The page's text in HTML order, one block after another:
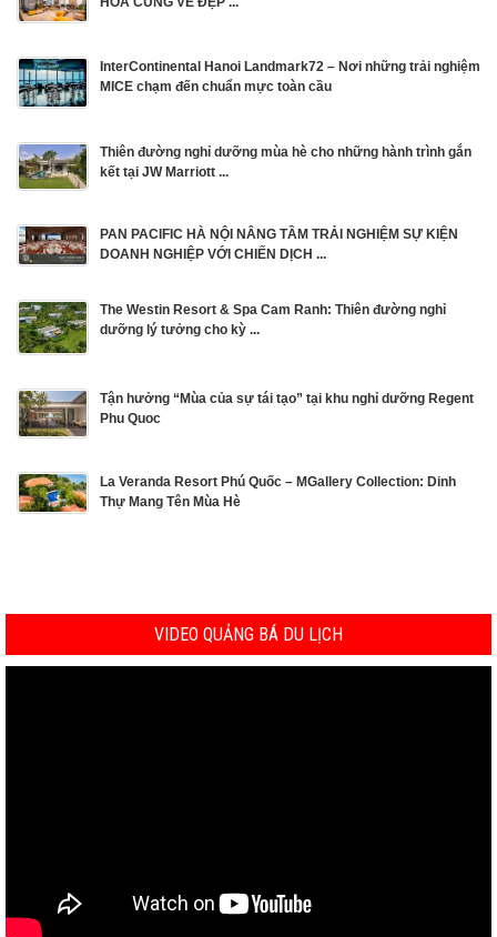
InterContinental Hanoi Landmark72 – Nơi những trải nghiệm
MICE chạm đến chuẩn mực toàn cầu
Thiên đường nghỉ dưỡng mùa hè cho những hành trình gắn
kết tại JW Marriott ...
PAN PACIFIC HÀ NỘI NÂNG TẦM TRẢI NGHIỆM SỰ KIỆN
DOANH NGHIỆP VỚI CHIẾN DỊCH ...
The Westin Resort & Spa Cam Ranh: Thiên đường nghỉ
dưỡng lý tưởng cho kỳ ...
Tận hưởng “Mùa của sự tái tạo” tại khu nghỉ dưỡng Regent
Phu Quoc
La Veranda Resort Phú Quốc – MGallery Collection: Dinh
Thự Mang Tên Mùa Hè
VIDEO QUẢNG BÁ DU LỊCH